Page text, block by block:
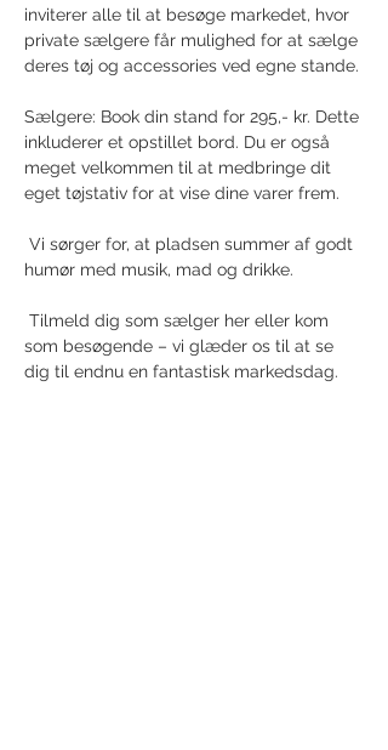
inviterer alle til at besøge markedet, hvor
private sælgere får mulighed for at sælge
deres tøj og accessories ved egne stande.
Sælgere: Book din stand for 295,- kr. Dette
inkluderer et opstillet bord. Du er også
meget velkommen til at medbringe dit
eget tøjstativ for at vise dine varer frem.
Vi sørger for, at pladsen summer af godt
humør med musik, mad og drikke.
Tilmeld dig som sælger her eller kom
som besøgende – vi glæder os til at se
dig til endnu en fantastisk markedsdag.